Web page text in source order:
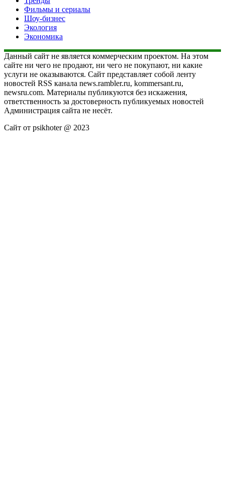
Фильмы и сериалы
Шоу-бизнес
Экология
Экономика
Данный сайт не является коммерческим проектом. На этом
сайте ни чего не продают, ни чего не покупают, ни какие
услуги не оказываются. Сайт представляет собой ленту
новостей RSS канала news.rambler.ru, kommersant.ru,
newsru.com. Материалы публикуются без искажения,
ответственность за достоверность публикуемых новостей
Администрация сайта не несёт.
Сайт от psikhoter @ 2023